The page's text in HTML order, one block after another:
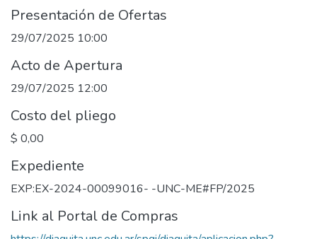
Presentación de Ofertas
29/07/2025 10:00
Acto de Apertura
29/07/2025 12:00
Costo del pliego
$ 0,00
Expediente
EXP:EX-2024-00099016- -UNC-ME#FP/2025
Link al Portal de Compras